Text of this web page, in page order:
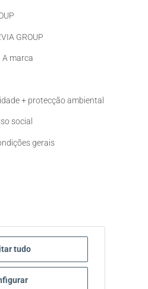
tudo
GROUP
A marca
+ protecção ambiental
social
gerais